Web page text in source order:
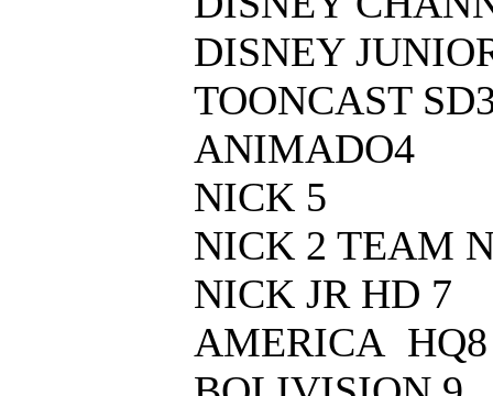
DISNEY
TOONCAST
ANIMADO4
NICK 5
NICK 2 TEAM
NICK JR HD 7
AMERICA HQ8